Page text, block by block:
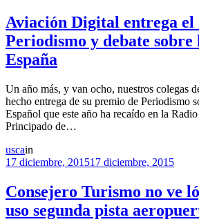
Aviación Digital entrega el
Periodismo y debate sobre
España
Un año más, y van ocho, nuestros colegas
hecho entrega de su premio de Periodismo
Español que este año ha recaído en la
Principado de…
uscain
17 diciembre, 201517 diciembre, 2015
Consejero Turismo no ve
uso segunda pista